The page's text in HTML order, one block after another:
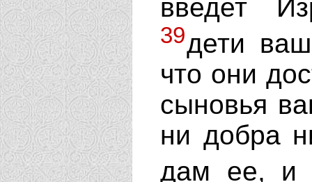
введет
39дети
что они
сыновья
ни добра
дам ее, и